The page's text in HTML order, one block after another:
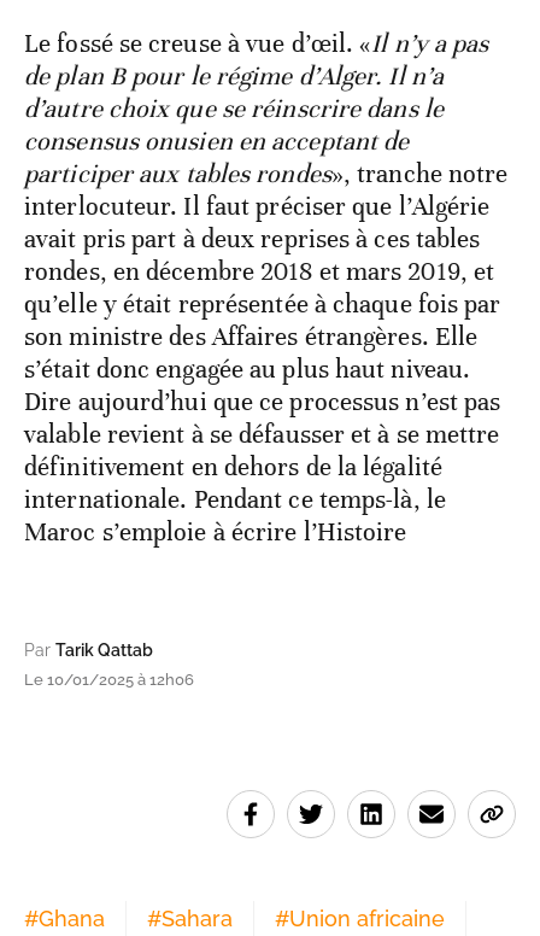
Le fossé se creuse à vue d’œil. «Il n’y a pas
de plan B pour le régime d’Alger. Il n’a
d’autre choix que se réinscrire dans le
consensus onusien en acceptant de
participer aux tables rondes», tranche notre
interlocuteur. Il faut préciser que l’Algérie
avait pris part à deux reprises à ces tables
rondes, en décembre 2018 et mars 2019, et
qu’elle y était représentée à chaque fois par
son ministre des Affaires étrangères. Elle
s’était donc engagée au plus haut niveau.
Dire aujourd’hui que ce processus n’est pas
valable revient à se défausser et à se mettre
définitivement en dehors de la légalité
internationale. Pendant ce temps-là, le
Maroc s’emploie à écrire l’Histoire
Par Tarik Qattab
Le 10/01/2025 à 12h06
#Ghana #Sahara #Union africaine